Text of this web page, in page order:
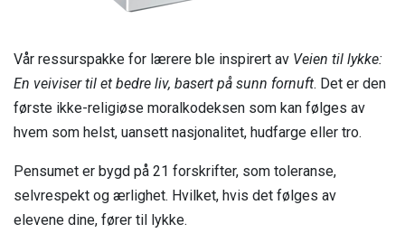
Vår ressurspakke for lærere ble inspirert av Veien til lykke:
En veiviser til et bedre liv, basert på sunn fornuft. Det er den
første ikke-religiøse moralkodeksen som kan følges av
hvem som helst, uansett nasjonalitet, hudfarge eller tro.
Pensumet er bygd på 21 forskrifter, som toleranse,
selvrespekt og ærlighet. Hvilket, hvis det følges av
elevene dine, fører til lykke.